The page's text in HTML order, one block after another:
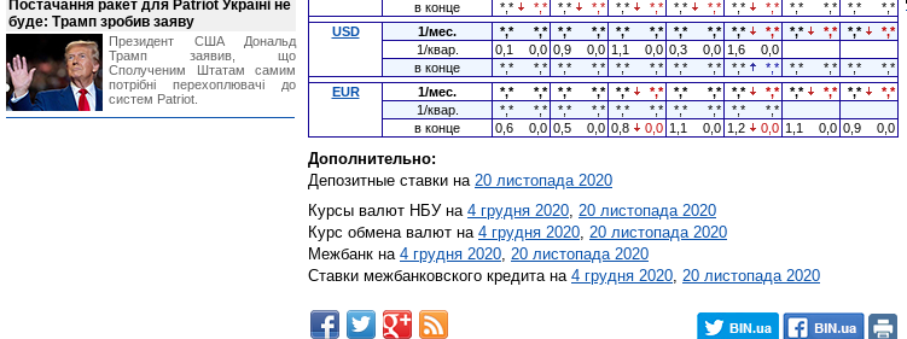
в конце
*,* *,* *,* *,* *,* *,* *,* *,* *,* *,* *,* *,* *,*
*,*
USD
1/мес. *,* *,* *,* *,* *,* *,* *,* *,* *,* *,* *,* *,* *,*
*,*
1/квар.
0,1 0,0 0,9 0,0 1,1 0,0 0,3 0,0 1,6
0,0
в конце
*,* *,* *,* *,* *,* *,* *,* *,* *,* *,* *,* *,* *,*
*,*
EUR
1/мес. *,* *,* *,* *,* *,* *,* *,* *,* *,* *,* *,* *,* *,*
*,*
1/квар.
*,* *,* *,* *,* *,* *,* *,* *,* *,*
*,*
в конце
0,6 0,0 0,5 0,0 0,8 0,0 1,1 0,0 1,2 0,0 1,1 0,0 0,9 0,0
Дополнительно:
Депозитные ставки на 20 листопада 2020
Курсы валют НБУ на 4 грудня 2020, 20 листопада 2020
Курс обмена валют на 4 грудня 2020, 20 листопада 2020
Межбанк на 4 грудня 2020, 20 листопада 2020
Ставки межбанковского кредита на 4 грудня 2020, 20 листопада 2020
Постачання ракет для Patriot Україні не
буде: Трамп зробив заяву
Президент США Дональд
Трамп заявив, що
Сполученим Штатам самим
потрібні перехоплювачі до
систем Patriot.